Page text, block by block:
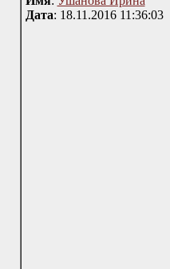
Дата: 18.11.2016 11:36:03